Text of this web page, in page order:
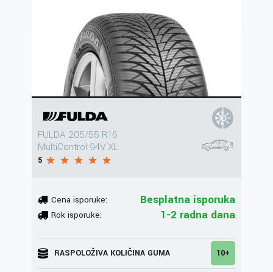
FULDA 205/55 R16
MultiControl 94V XL
5
Cena isporuke: Besplatna isporuka
Rok isporuke: 1-2 radna dana
RASPOLOŽIVA KOLIČINA GUMA 10+